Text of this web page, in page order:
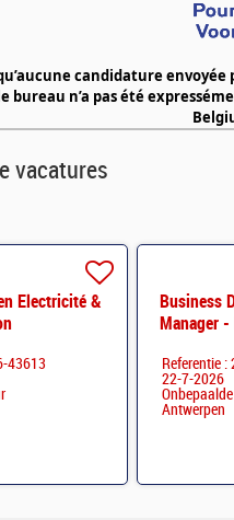
candidature
bureau n’a pas été
vacatures
Electricité &
43613
Business
Manager
Referentie
22-7-2026
Antwerpen